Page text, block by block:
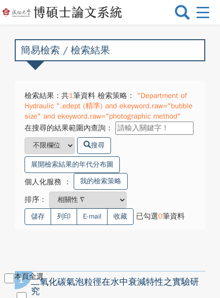
選
換
簡易檢索 / 檢索結果
檢索結果：共1筆資料 檢索策略：
"Department of
Hydraulic ".edept (精準) and ekeyword.raw="bubble
size" and ekeyword.raw="photographic method"
在搜尋的結果範圍內查詢：
搜尋
展開檢索結果的年代分布圖
個人化服務 ： 我的檢索策略
排序：
儲存 列印 E-mail 收藏 已勾選0筆資料
本頁全選
1
二氧化碳氣泡粒徑在水中衰減特性之實驗研
究